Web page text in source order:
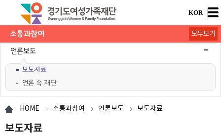
KOR
소통과참여
공지사항
채용공고
모집/행사
카드뉴스
언론보도
보도자료
언론 속 재단
도민의 의견
재단 간행물
모두보기
HOME 소통과참여 언론보도 보도자료
보도자료